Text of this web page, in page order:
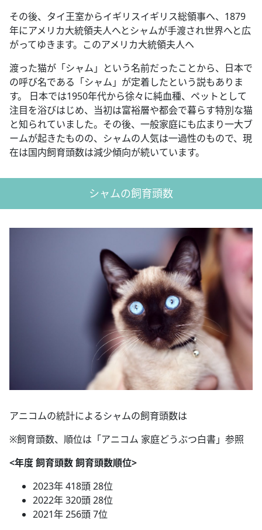
その後、タイ王室からイギリスイギリス総領事へ、1879
年にアメリカ大統領夫人へとシャムが手渡され世界へと広
がってゆきます。このアメリカ大統領夫人ヘ
渡った猫が「シャム」という名前だったことから、日本で
の呼び名である「シャム」が定着したという説もありま
す。 日本では1950年代から徐々に純血種、ペットとして
注目を浴びはじめ、当初は富裕層や都会で暮らす特別な猫
と知られていました。その後、一般家庭にも広まり一大ブ
ームが起きたものの、シャムの人気は一過性のもので、現
在は国内飼育頭数は減少傾向が続いています。
シャムの飼育頭数
アニコムの統計によるシャムの飼育頭数は
※飼育頭数、順位は「アニコム 家庭どうぶつ白書」参照
<年度 飼育頭数 飼育頭数順位>
2023年 418頭 28位
2022年 320頭 28位
2021年 256頭 7位